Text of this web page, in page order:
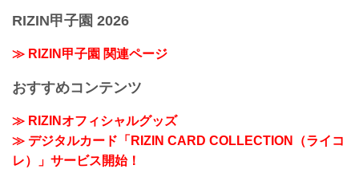
RIZIN甲子園 2026
≫ RIZIN甲子園 関連ページ
おすすめコンテンツ
≫ RIZINオフィシャルグッズ
≫ デジタルカード「RIZIN CARD COLLECTION（ライコ
レ）」サービス開始！